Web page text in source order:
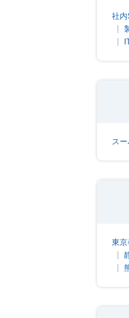
社内
ス
東京